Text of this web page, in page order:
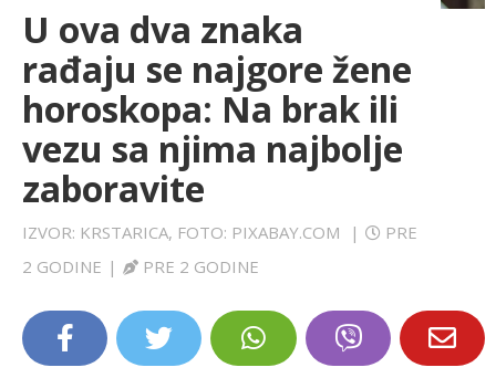
FARMERI
SPORT
LIFESTYLE
EXTRA
U ova dva znaka
rađaju se najgore žene
horoskopa: Na brak ili
vezu sa njima najbolje
zaboravite
IZVOR: KRSTARICA, FOTO: PIXABAY.COM |
PRE
2 GODINE | PRE 2 GODINE